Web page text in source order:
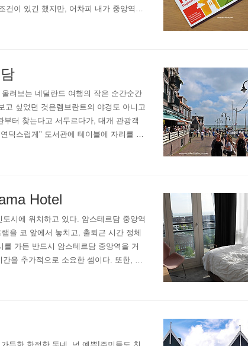
건이 있긴 했지만, 어차피 내가 중앙역에
기차 데이티켓을 유용..
려보는 네덜란드 여행의 작은 순간순간
고 싶었던 것은렘브란트의 야경도 아니고
터 찾는다고 서두르다가, 대개 관광객
덕스럽게" 도서관에 테이블에 자리를 잡
시라!!하지만 이렇게 위쪽에서 아래쪽
Hotel
시에 위치하고 있다. 암스테르담 중앙역
을 코 앞에서 놓치고, 출퇴근 시간 정체
가든 반드시 암스테르담 중앙역을 거
을 추가적으로 소요한 셈이다. 또한, 암
각했지만, 그건 나의 매우 큰 착각이었